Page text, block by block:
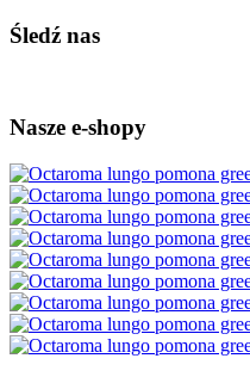
Śledź nas
Nasze e-shopy